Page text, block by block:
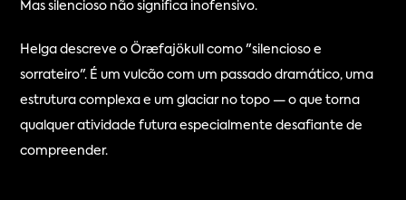
Mas silencioso não significa inofensivo.
Helga descreve o Öræfajökull como "silencioso e
sorrateiro". É um vulcão com um passado dramático, uma
estrutura complexa e um glaciar no topo — o que torna
qualquer atividade futura especialmente desafiante de
compreender.